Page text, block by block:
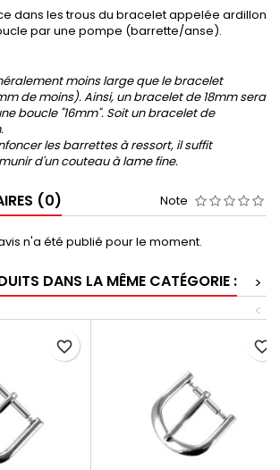
dans les trous du bracelet appelée ardillon
par une pompe (barrette/anse).
moins large que le bracelet
de moins). Ainsi, un bracelet de 18mm sera
boucle "16mm". Soit un bracelet de
les barrettes à ressort, il suffit
d'un couteau à lame fine.
(0) Note
n'a été publié pour le moment.
DANS LA MÊME CATÉGORIE :
>
<
favorite_border favorite_border